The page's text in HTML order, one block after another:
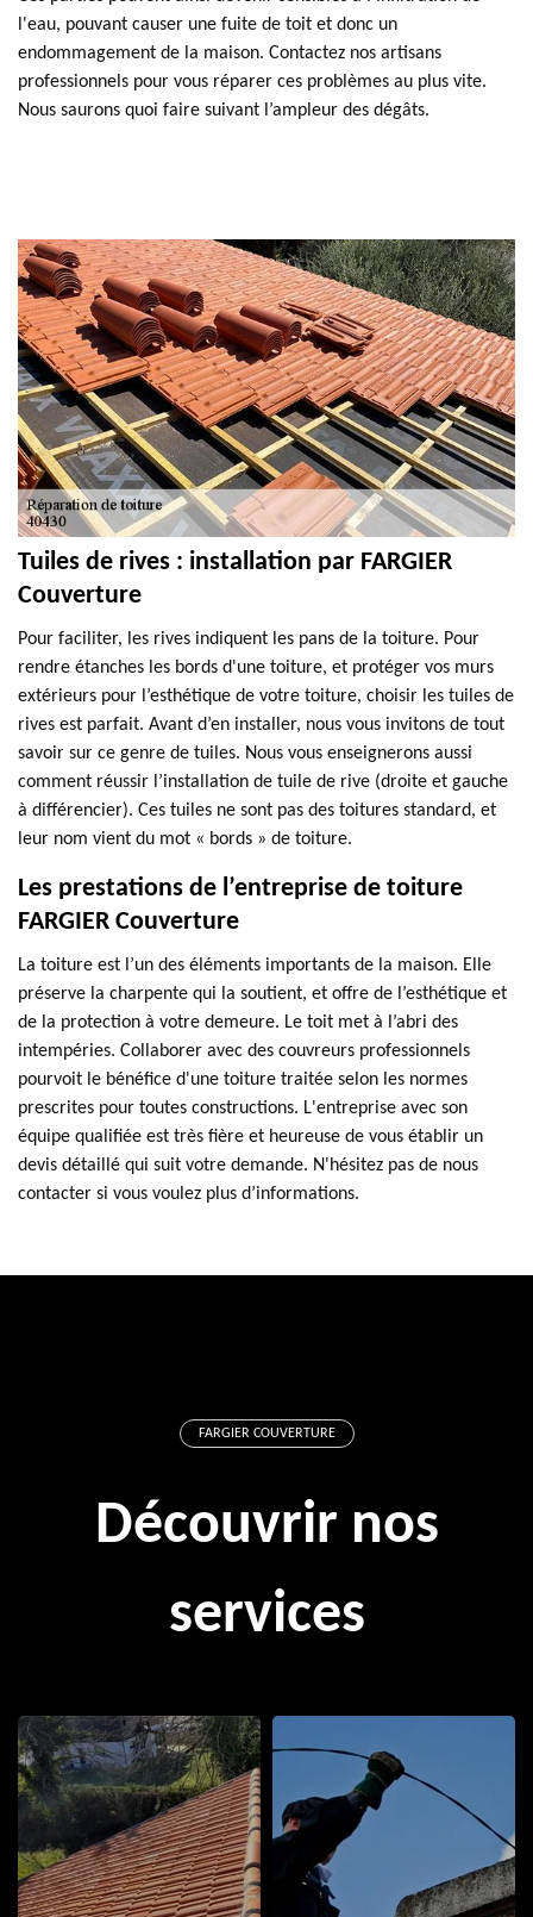
l'eau, pouvant causer une fuite de toit et donc un
endommagement de la maison. Contactez nos artisans
professionnels pour vous réparer ces problèmes au plus vite.
Nous saurons quoi faire suivant l’ampleur des dégâts.
Tuiles de rives : installation par FARGIER
Couverture
Pour faciliter, les rives indiquent les pans de la toiture. Pour
rendre étanches les bords d'une toiture, et protéger vos murs
extérieurs pour l’esthétique de votre toiture, choisir les tuiles de
rives est parfait. Avant d’en installer, nous vous invitons de tout
savoir sur ce genre de tuiles. Nous vous enseignerons aussi
comment réussir l’installation de tuile de rive (droite et gauche
à différencier). Ces tuiles ne sont pas des toitures standard, et
leur nom vient du mot « bords » de toiture.
Les prestations de l’entreprise de toiture
FARGIER Couverture
La toiture est l’un des éléments importants de la maison. Elle
préserve la charpente qui la soutient, et offre de l’esthétique et
de la protection à votre demeure. Le toit met à l’abri des
intempéries. Collaborer avec des couvreurs professionnels
pourvoit le bénéfice d'une toiture traitée selon les normes
prescrites pour toutes constructions. L'entreprise avec son
équipe qualifiée est très fière et heureuse de vous établir un
devis détaillé qui suit votre demande. N'hésitez pas de nous
contacter si vous voulez plus d’informations.
FARGIER COUVERTURE
Découvrir nos
services